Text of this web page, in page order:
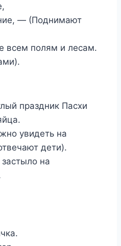
— (Поднимают
всем полям и лесам.
праздник Пасхи
увидеть на
дети).
на